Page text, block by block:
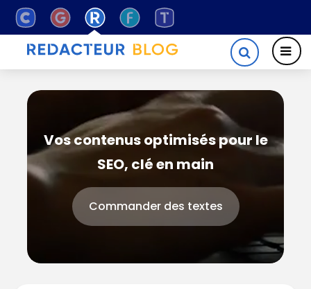
Vos contenus optimisés pour le
SEO, clé en main
Commander des textes